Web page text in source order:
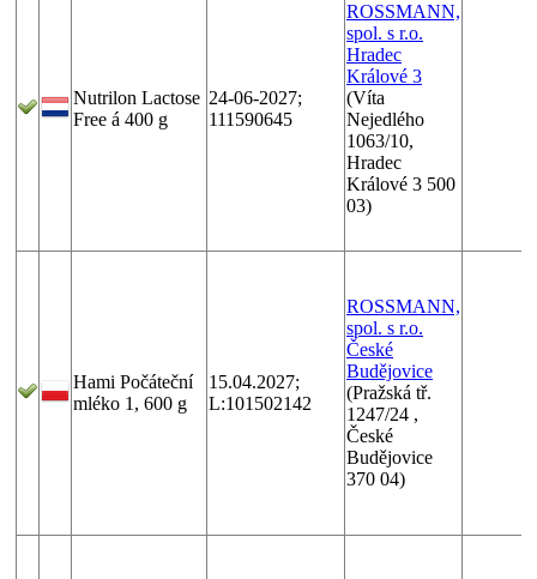
Nutrilon Lactose
Free á 400 g
24-06-2027;
111590645
ROSSMANN,
spol. s r.o.
Hradec
Králové 3
(Víta
Nejedlého
1063/10,
Hradec
Králové 3 500
03)
Hami Počáteční
mléko 1, 600 g
15.04.2027;
L:101502142
ROSSMANN,
spol. s r.o.
České
Budějovice
(Pražská tř.
1247/24 ,
České
Budějovice
370 04)